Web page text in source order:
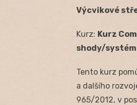
Výcvikové
Kurz: Kurz
shody/
Tento kurz
a dalšího
965/2012, v